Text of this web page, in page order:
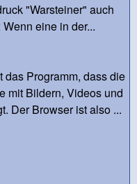
"Warsteiner" auch
eine in der...
das Programm, dass die
mit Bildern, Videos und
Der Browser ist also ...